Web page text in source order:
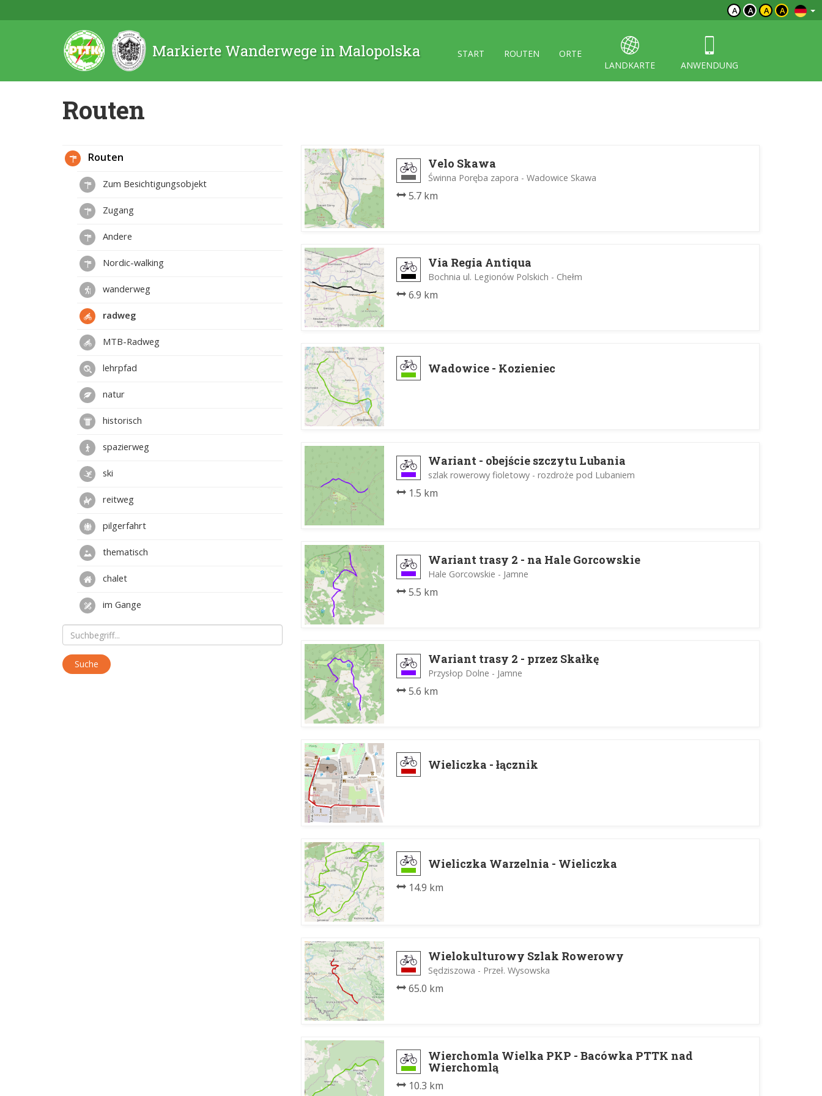
A A A A
Markierte Wanderwege in Malopolska START ROUTEN
ORTE
LANDKARTE
ANWENDUNG
Routen
Velo Skawa
Świnna Poręba zapora - Wadowice Skawa
5.7 km
Via Regia Antiqua
Bochnia ul. Legionów Polskich - Chełm
6.9 km
Wadowice - Kozieniec
Wariant - obejście szczytu Lubania
szlak rowerowy fioletowy - rozdroże pod Lubaniem
1.5 km
Wariant trasy 2 - na Hale Gorcowskie
Hale Gorcowskie - Jamne
5.5 km
Wariant trasy 2 - przez Skałkę
Przysłop Dolne - Jamne
5.6 km
Wieliczka - łącznik
Wieliczka Warzelnia - Wieliczka
14.9 km
Wielokulturowy Szlak Rowerowy
Sędziszowa - Przeł. Wysowska
65.0 km
Wierchomla Wielka PKP - Bacówka PTTK nad
Wierchomlą
10.3 km
Routen
Zum Besichtigungsobjekt
Zugang
Andere
Nordic-walking
wanderweg
radweg
MTB-Radweg
lehrpfad
natur
historisch
spazierweg
ski
reitweg
pilgerfahrt
thematisch
chalet
im Gange